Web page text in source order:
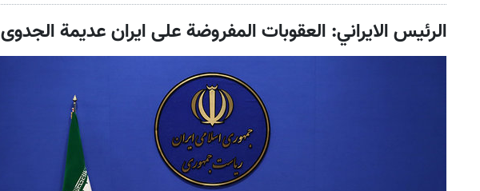
الرئيس الايراني: العقوبات المفروضة على ايران عديمة الجدوى